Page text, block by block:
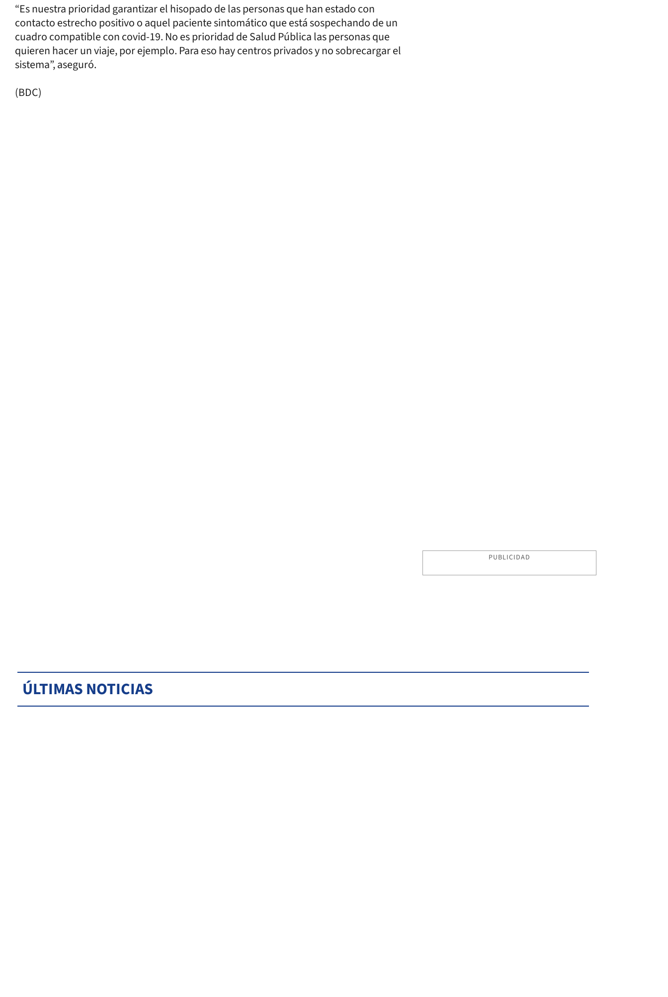
“Es nuestra prioridad garantizar el hisopado de las personas que han estado con
contacto estrecho positivo o aquel paciente sintomático que está sospechando de un
cuadro compatible con covid-19. No es prioridad de Salud Pública las personas que
quieren hacer un viaje, por ejemplo. Para eso hay centros privados y no sobrecargar el
sistema”, aseguró.
(BDC)
PUBLICIDAD
ÚLTIMAS NOTICIAS